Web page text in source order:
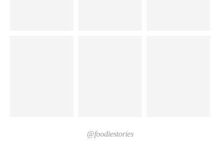
@foodiestories